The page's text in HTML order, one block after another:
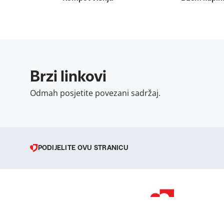
Brzi linkovi
Odmah posjetite povezani sadržaj.
PODIJELITE OVU STRANICU